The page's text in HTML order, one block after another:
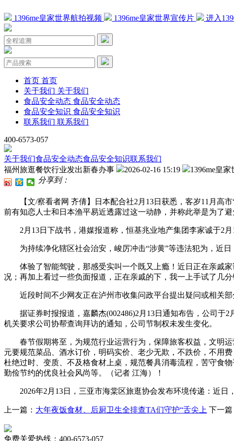
1396me皇家世界航拍视频 1396me皇家世界宣传片 进入
首页 首页
关于我们 关于我们
食品安全动态 食品安全动态
食品安全知识 食品安全知识
联系我们 联系我们
400-6573-057
关于我们食品安全动态食品安全知识联系我们
福州旅逛餐饮行业发出新春办事
2026-02-16 15:19
1396me皇家
分享到：
【文/察看者网 齐倩】日本配合社2月13日获悉，客岁11月高市
前有知恋人士和日本渔平易近透露过这一动静，并称此举是为了避
2月13日下战书，港媒报道称，恒基兆业地产集团李家诚于2月
为持续净化辖区社会治安，峻厉冲击“涉黄”等违法犯为，近日
体验了智能驾驶，那感受实叫一个既又上瘾！近日正在亲戚家
况；再加上看过一些负面报道，正在亲戚的下，我一上手试了几分
近段时间不少网友正在泸州市收集问政平台提出疑问或相关部
据证券时报报道，嘉麟杰(002486)2月13日通知布告，公司于2
机关要求公司协帮查询拜访的通知，公司节制权未发生变化。
春节假期将至，为规范行业运营行为，保障旅客权益，文明运
元要规范菜品、酒水订价，明码实价、老少无欺，不跌价，不用
杜绝过时、变质、不及格食材上桌，规范餐具消毒流程，苦守食
勤俭节约的优良社会风尚等。（记者 江海）！
2026年2月13日，三亚市海棠区旅逛协会发布环境传递：近日
上一篇： 大年夜饭食材、后厨卫生全排查TA们守护“舌尖上 下一篇
免费关爱热线：400-6573-057